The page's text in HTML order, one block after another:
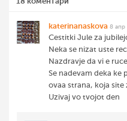
katerinanaskova 8 апр
Cestitki Jule za
Neka se nizat uste
Nazdravje da vi e
Se nadevam deka ke
ovaa strana, koja
Uzivaj vo tvojot den